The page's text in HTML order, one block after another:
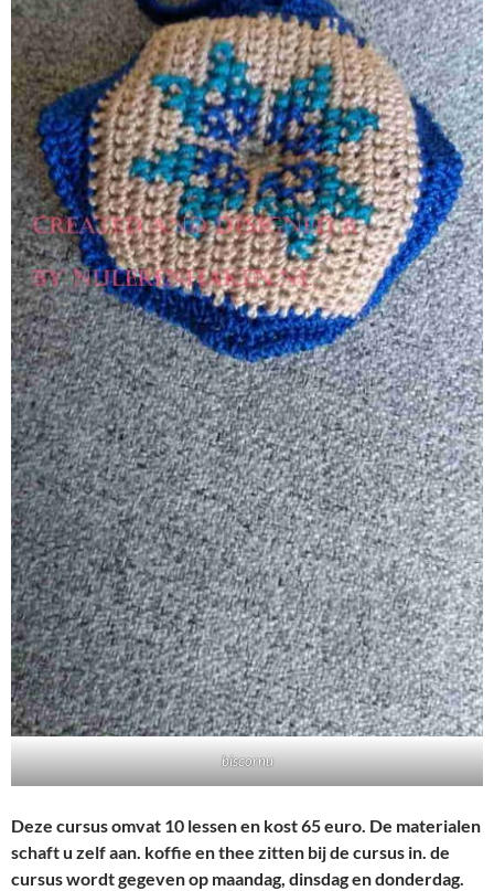
biscornu
Deze cursus omvat 10 lessen en kost 65 euro. De materialen
schaft u zelf aan. koffie en thee zitten bij de cursus in. de
cursus wordt gegeven op maandag, dinsdag en donderdag.